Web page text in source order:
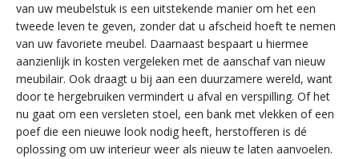
van uw meubelstuk is een uitstekende manier om het een
tweede leven te geven, zonder dat u afscheid hoeft te nemen
van uw favoriete meubel. Daarnaast bespaart u hiermee
aanzienlijk in kosten vergeleken met de aanschaf van nieuw
meubilair. Ook draagt u bij aan een duurzamere wereld, want
door te hergebruiken vermindert u afval en verspilling. Of het
nu gaat om een versleten stoel, een bank met vlekken of een
poef die een nieuwe look nodig heeft, herstofferen is dé
oplossing om uw interieur weer als nieuw te laten aanvoelen.